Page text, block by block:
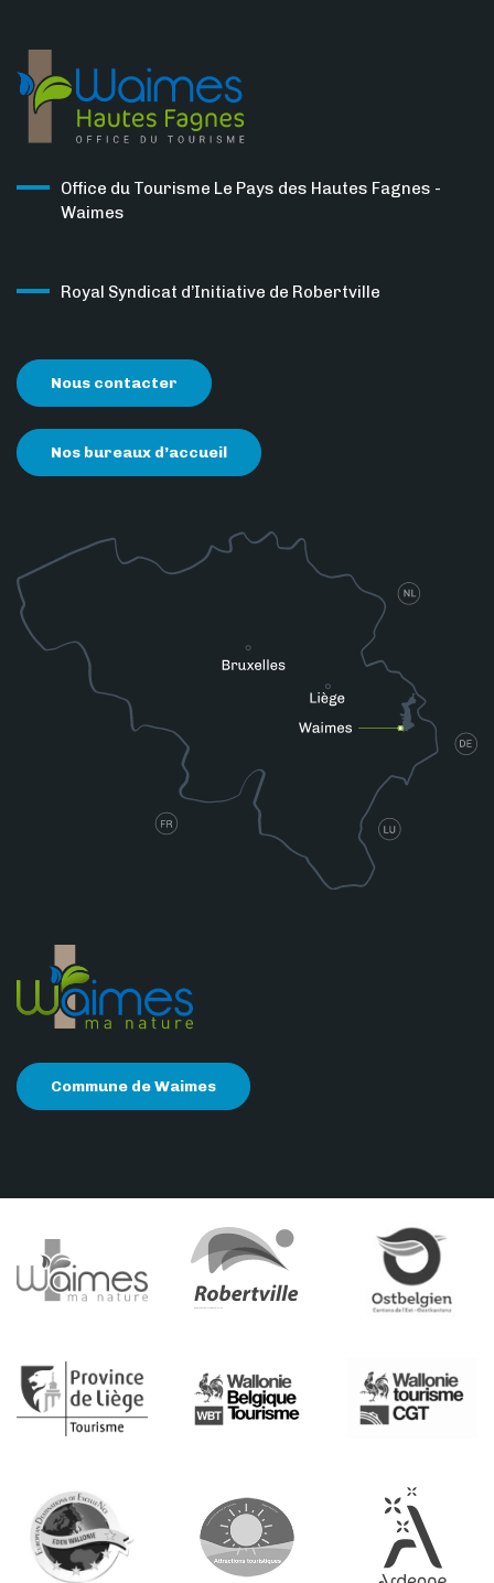
Office du Tourisme Le Pays des Hautes Fagnes -
Waimes
Royal Syndicat d’Initiative de Robertville
Nous contacter
Nos bureaux d’accueil
Commune de Waimes